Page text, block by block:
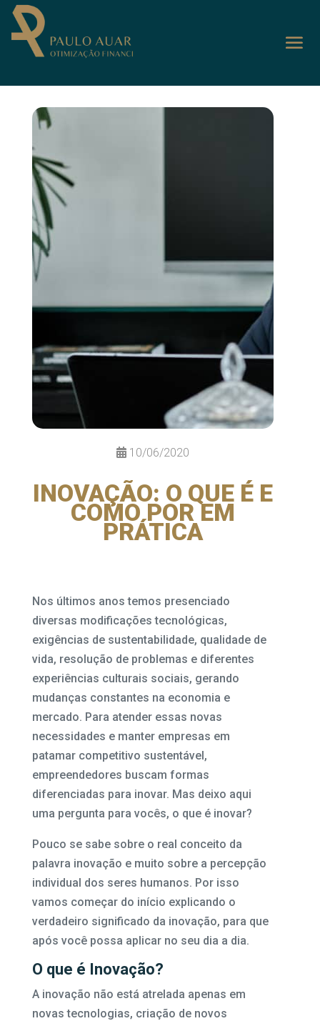
10/06/2020
INOVAÇÃO: O QUE É E
COMO POR EM
PRÁTICA
Nos últimos anos temos presenciado
diversas modificações tecnológicas,
exigências de sustentabilidade, qualidade de
vida, resolução de problemas e diferentes
experiências culturais sociais, gerando
mudanças constantes na economia e
mercado. Para atender essas novas
necessidades e manter empresas em
patamar competitivo sustentável,
empreendedores buscam formas
diferenciadas para inovar. Mas deixo aqui
uma pergunta para vocês, o que é inovar?
Pouco se sabe sobre o real conceito da
palavra inovação e muito sobre a percepção
individual dos seres humanos. Por isso
vamos começar do início explicando o
verdadeiro significado da inovação, para que
após você possa aplicar no seu dia a dia.
O que é Inovação?
A inovação não está atrelada apenas em
novas tecnologias, criação de novos